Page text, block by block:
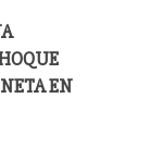
EN